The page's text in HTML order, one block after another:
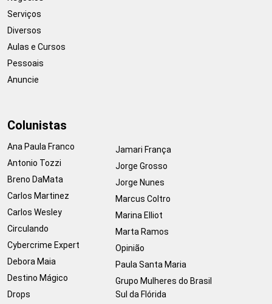
Serviços
Diversos
Aulas e Cursos
Pessoais
Anuncie
Colunistas
Ana Paula Franco
Antonio Tozzi
Breno DaMata
Carlos Martinez
Carlos Wesley
Circulando
Cybercrime Expert
Debora Maia
Destino Mágico
Drops
Jamari França
Jorge Grosso
Jorge Nunes
Marcus Coltro
Marina Elliot
Marta Ramos
Opinião
Paula Santa Maria
Grupo Mulheres do Brasil
Sul da Flórida